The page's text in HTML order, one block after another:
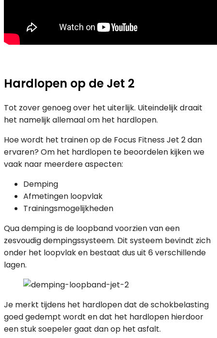
Hardlopen op de Jet 2
Tot zover genoeg over het uiterlijk. Uiteindelijk draait
het namelijk allemaal om het hardlopen.
Hoe wordt het trainen op de Focus Fitness Jet 2 dan
ervaren? Om het hardlopen te beoordelen kijken we
vaak naar meerdere aspecten:
Demping
Afmetingen loopvlak
Trainingsmogelijkheden
Qua demping is de loopband voorzien van een
zesvoudig dempingssysteem. Dit systeem bevindt zich
onder het loopvlak en bestaat dus uit 6 verschillende
lagen.
Je merkt tijdens het hardlopen dat de schokbelasting
goed gedempt wordt en dat het hardlopen hierdoor
een stuk soepeler gaat dan op het asfalt.